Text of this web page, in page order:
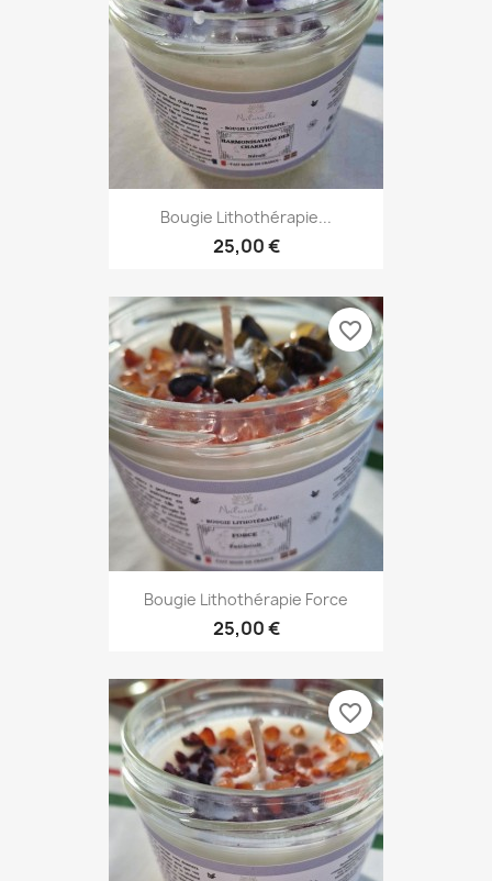
Bougie Lithothérapie...
25,00 €
Bougie Lithothérapie Force
25,00 €
favorite_border
favorite_border